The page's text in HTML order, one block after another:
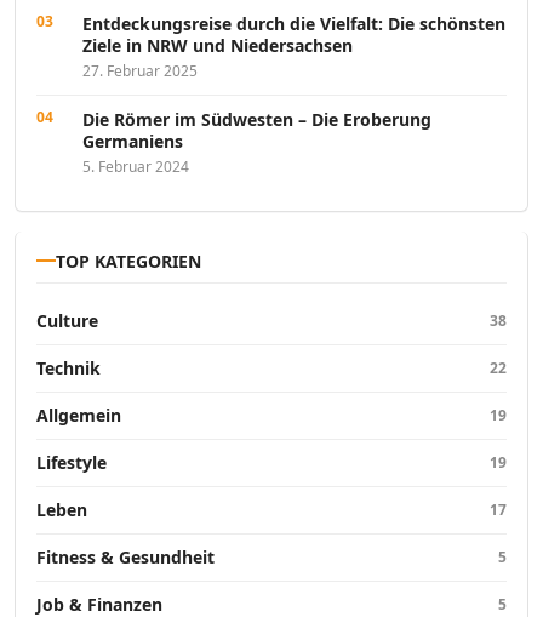
Entdeckungsreise durch die Vielfalt: Die schönsten
Ziele in NRW und Niedersachsen
27. Februar 2025
Die Römer im Südwesten – Die Eroberung
Germaniens
5. Februar 2024
TOP KATEGORIEN
Culture 38
Technik 22
Allgemein 19
Lifestyle 19
Leben 17
Fitness & Gesundheit 5
Job & Finanzen 5